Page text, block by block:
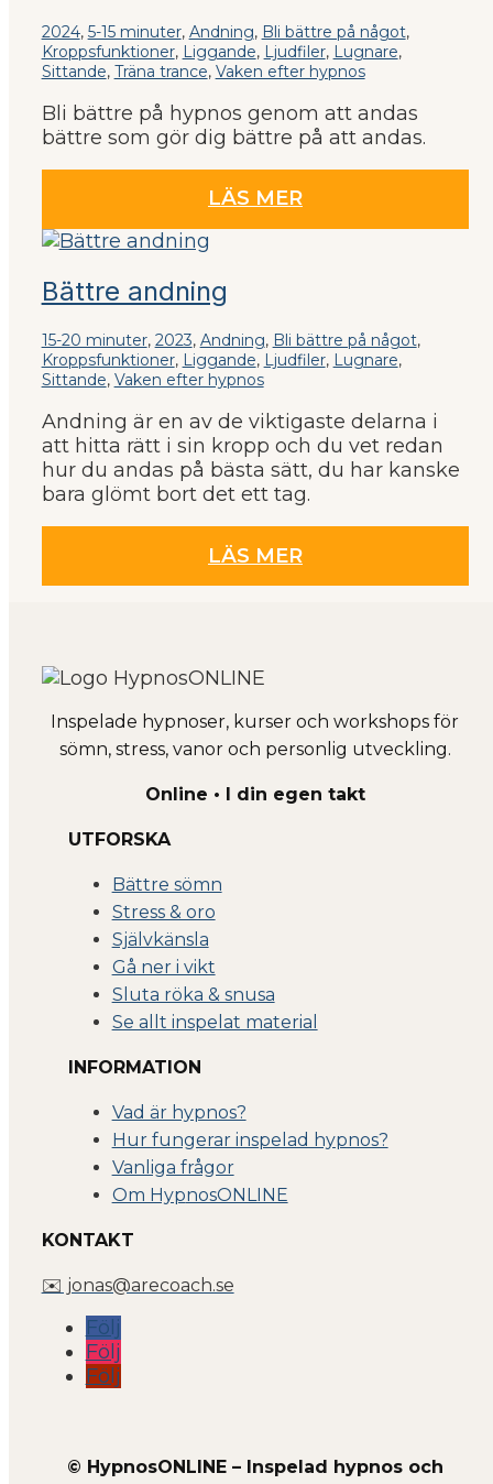
2024, 5-15 minuter, Andning, Bli bättre på något,
Kroppsfunktioner, Liggande, Ljudfiler, Lugnare,
Sittande, Träna trance, Vaken efter hypnos
Bli bättre på hypnos genom att andas
bättre som gör dig bättre på att andas.
LÄS MER
Bättre andning
15-20 minuter, 2023, Andning, Bli bättre på något,
Kroppsfunktioner, Liggande, Ljudfiler, Lugnare,
Sittande, Vaken efter hypnos
Andning är en av de viktigaste delarna i
att hitta rätt i sin kropp och du vet redan
hur du andas på bästa sätt, du har kanske
bara glömt bort det ett tag.
LÄS MER
Inspelade hypnoser, kurser och workshops för
sömn, stress, vanor och personlig utveckling.
Online • I din egen takt
UTFORSKA
Bättre sömn
Stress & oro
Självkänsla
Gå ner i vikt
Sluta röka & snusa
Se allt inspelat material
INFORMATION
Vad är hypnos?
Hur fungerar inspelad hypnos?
Vanliga frågor
Om HypnosONLINE
KONTAKT
✉️ jonas@arecoach.se
Följ
Följ
Följ
© HypnosONLINE – Inspelad hypnos och